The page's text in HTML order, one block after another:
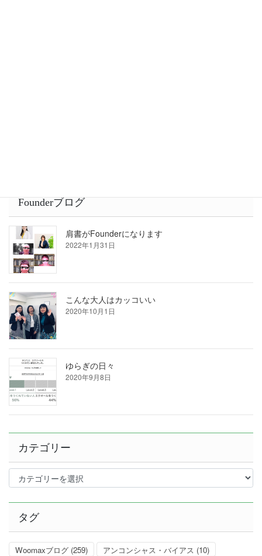
Founderブログ
肩書がFounderになります
2022年1月31日
こんな大人はカッコいい
2020年10月1日
ゆらぎの日々
2020年9月8日
カテゴリー
カ
テ
タグ
Woomaxブログ (259) アンコンシャス・バイアス (10)